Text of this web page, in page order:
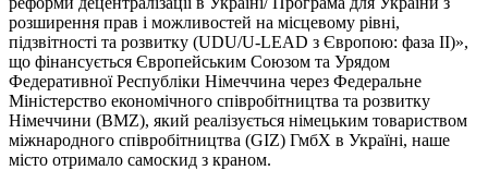
розширення прав і можливостей на місцевому рівні,
підзвітності та розвитку (UDU/U-LEAD з Європою: фаза ІІ)»,
що фінансується Європейським Союзом та Урядом
Федеративної Республіки Німеччина через Федеральне
Міністерство економічного співробітництва та розвитку
Німеччини (BMZ), який реалізується німецьким товариством
міжнародного співробітництва (GIZ) ГмбХ в Україні, наше
місто отримало самоскид з краном.